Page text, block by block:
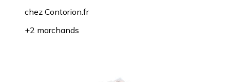
chez Contorion.fr
+2 marchands